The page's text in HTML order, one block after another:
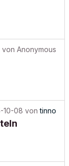
von Anonymous
10-08 vontinno